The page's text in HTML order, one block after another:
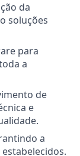
da
soluções
para
a
de
e
a